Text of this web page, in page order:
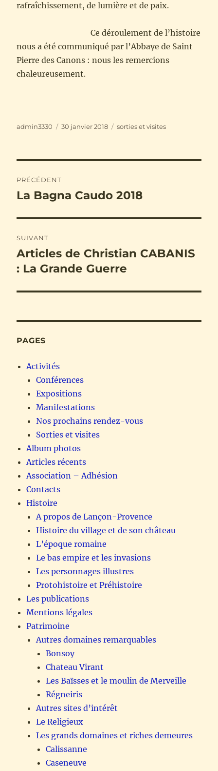
rafraîchissement, de lumière et de paix.
Ce déroulement de l’histoire
nous a été communiqué par l’Abbaye de Saint
Pierre des Canons : nous les remercions
chaleureusement.
Auteur
admin3330
Publié
30 janvier 2018 Catégories
sorties et visites
de
PRÉCÉDENT
Publication
La Bagna Caudo 2018
SUIVANT
Publication
suivante :
Articles de Christian CABANIS
: La Grande Guerre
PAGES
Activités
Conférences
Expositions
Manifestations
Nos prochains rendez-vous
Sorties et visites
Album photos
Articles récents
Association – Adhésion
Contacts
Histoire
A propos de Lançon-Provence
Histoire du village et de son château
L’époque romaine
Le bas empire et les invasions
Les personnages illustres
Protohistoire et Préhistoire
Les publications
Mentions légales
Patrimoine
Autres domaines remarquables
Bonsoy
Chateau Virant
Les Baïsses et le moulin de Merveille
Régneiris
Autres sites d’intérêt
Le Religieux
Les grands domaines et riches demeures
Calissanne
Caseneuve